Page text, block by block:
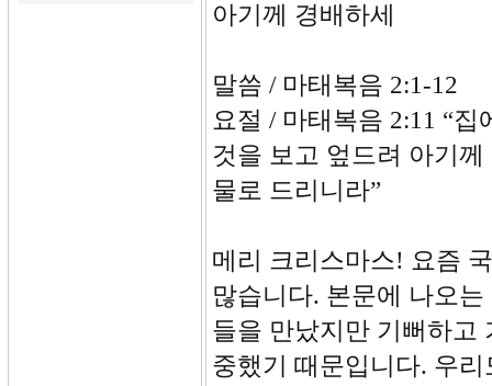
아기께 경배하세
말씀 / 마태복음 2:1-12
요절 / 마태복음 2:11 “
것을 보고 엎드려 아기
물로 드리니라”
메리 크리스마스! 요즘
많습니다. 본문에 나오
들을 만났지만 기뻐하고
중했기 때문입니다. 우